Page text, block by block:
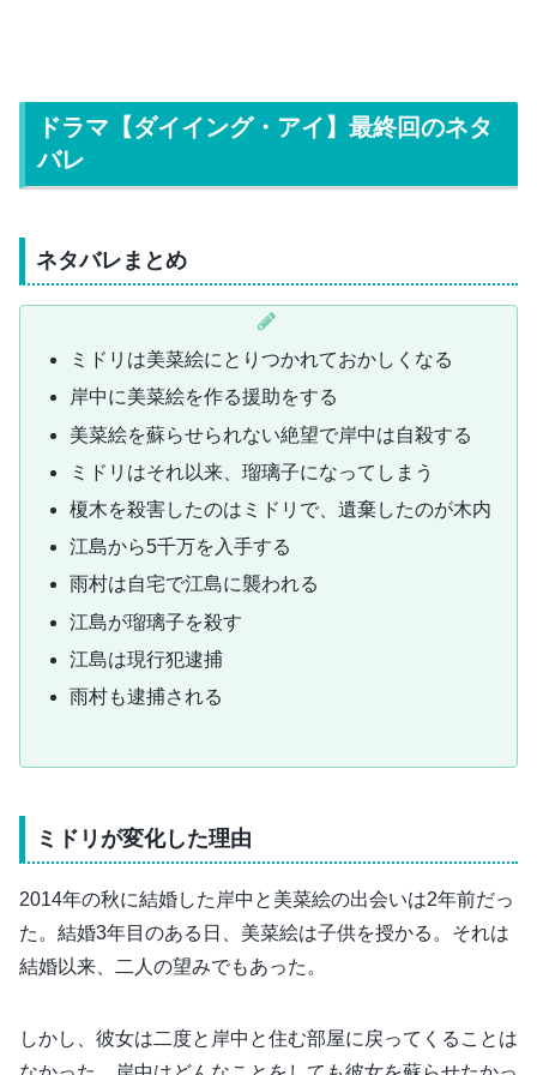
ドラマ【ダイイング・アイ】最終回のネタ
バレ
ネタバレまとめ
ミドリは美菜絵にとりつかれておかしくなる
岸中に美菜絵を作る援助をする
美菜絵を蘇らせられない絶望で岸中は自殺する
ミドリはそれ以来、瑠璃子になってしまう
榎木を殺害したのはミドリで、遺棄したのが木内
江島から5千万を入手する
雨村は自宅で江島に襲われる
江島が瑠璃子を殺す
江島は現行犯逮捕
雨村も逮捕される
ミドリが変化した理由
2014年の秋に結婚した岸中と美菜絵の出会いは2年前だっ
た。結婚3年目のある日、美菜絵は子供を授かる。それは
結婚以来、二人の望みでもあった。
しかし、彼女は二度と岸中と住む部屋に戻ってくることは